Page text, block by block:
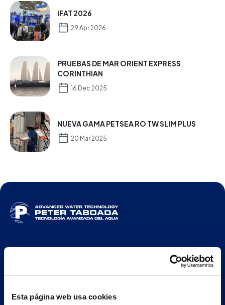
Esta página web usa cookies
IFAT 2026
29 Apr 2026
PRUEBAS DE MAR ORIENT EXPRESS
CORINTHIAN
16 Dec 2025
NUEVA GAMA PETSEA RO TW SLIM PLUS
20 Mar 2025
Nave principal y oficinas